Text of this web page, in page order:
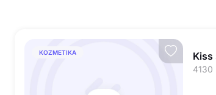
KOZMETIKA Kiss
4130